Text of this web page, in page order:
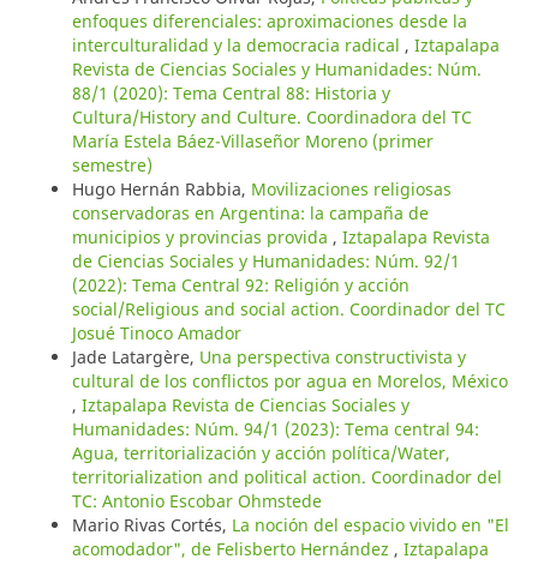
enfoques diferenciales: aproximaciones desde la
interculturalidad y la democracia radical , Iztapalapa
Revista de Ciencias Sociales y Humanidades: Núm.
88/1 (2020): Tema Central 88: Historia y
Cultura/History and Culture. Coordinadora del TC
María Estela Báez-Villaseñor Moreno (primer
semestre)
Hugo Hernán Rabbia, Movilizaciones religiosas
conservadoras en Argentina: la campaña de
municipios y provincias provida , Iztapalapa Revista
de Ciencias Sociales y Humanidades: Núm. 92/1
(2022): Tema Central 92: Religión y acción
social/Religious and social action. Coordinador del TC
Josué Tinoco Amador
Jade Latargère, Una perspectiva constructivista y
cultural de los conflictos por agua en Morelos, México
, Iztapalapa Revista de Ciencias Sociales y
Humanidades: Núm. 94/1 (2023): Tema central 94:
Agua, territorialización y acción política/Water,
territorialization and political action. Coordinador del
TC: Antonio Escobar Ohmstede
Mario Rivas Cortés, La noción del espacio vivido en "El
acomodador", de Felisberto Hernández , Iztapalapa